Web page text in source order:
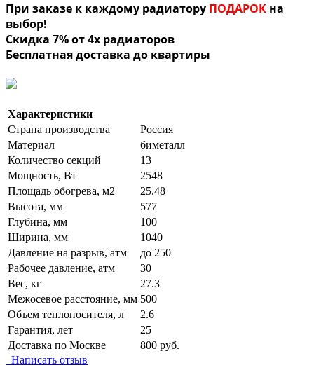
При заказе к каждому радиатору ПОДАРОК на
выбор!
Скидка 7% от 4х радиаторов
Бесплатная доставка до квартиры
Характеристики
Страна производства
Россия
Материал
биметалл
Количество секций
13
Мощность, Вт
2548
Площадь обогрева, м2
25.48
Высота, мм
577
Глубина, мм
100
Ширина, мм
1040
Давление на разрыв, атм
до 250
Рабочее давление, атм
30
Вес, кг
27.3
Межосевое расстояние, мм 500
Объем теплоносителя, л
2.6
Гарантия, лет
25
Доставка по Москве
800 руб.
Написать отзыв